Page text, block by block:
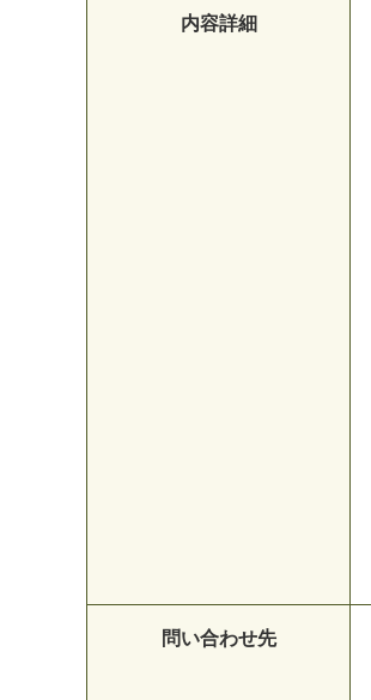
内容詳細
問い合わせ先